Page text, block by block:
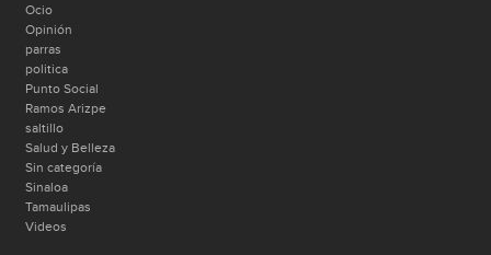
Ocio
Opinión
parras
politica
Punto Social
Ramos Arizpe
saltillo
Salud y Belleza
Sin categoría
Sinaloa
Tamaulipas
Videos